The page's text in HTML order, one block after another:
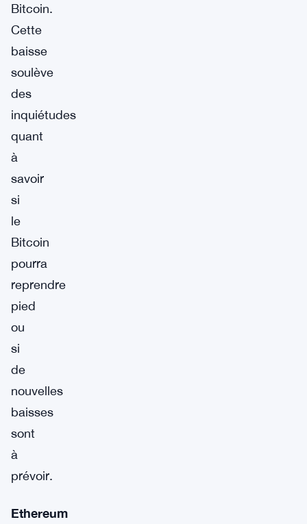
Bitcoin.
Cette
baisse
soulève
des
inquiétudes
quant
à
savoir
si
le
Bitcoin
pourra
reprendre
pied
ou
si
de
nouvelles
baisses
sont
à
prévoir.
Ethereum